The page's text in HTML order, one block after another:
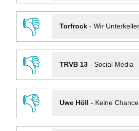
👎
Torfrock- Wir
👎
TRVB 13- Social Media
👎
Uwe Höll - Keine Chance